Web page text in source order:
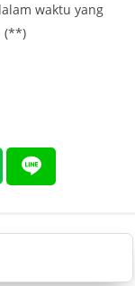
waktu yang
(**)